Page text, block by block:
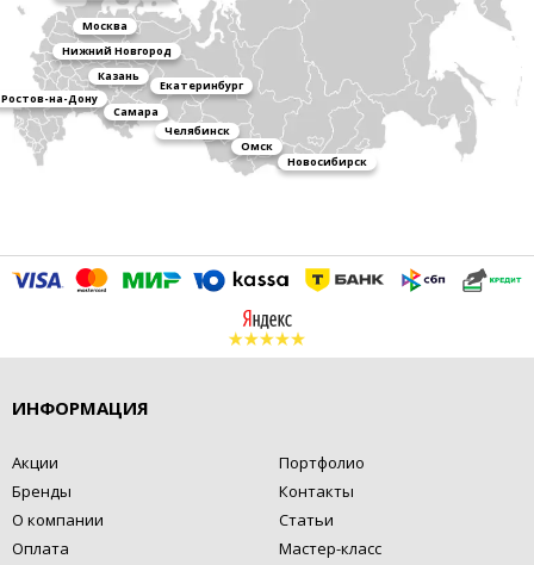
Москва
Нижний Новгород
Казань
Екатеринбург
Ростов-на-Дону
Самара
Челябинск
Омск
Новосибирск
ИНФОРМАЦИЯ
Акции
Бренды
О компании
Оплата
Портфолио
Контакты
Статьи
Мастер-класс